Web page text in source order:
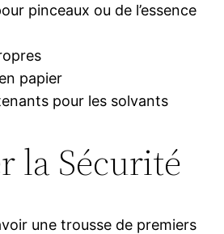
pinceaux ou de l’essence
papier
pour les solvants
la Sécurité
une trousse de premiers